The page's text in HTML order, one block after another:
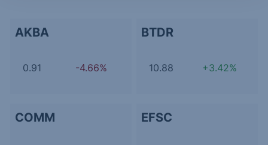
AKBA
0.91 -4.66%
BTDR
10.88 +3.42%
COMM EFSC